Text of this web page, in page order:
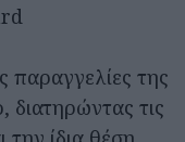
παραγγελίες της
τις